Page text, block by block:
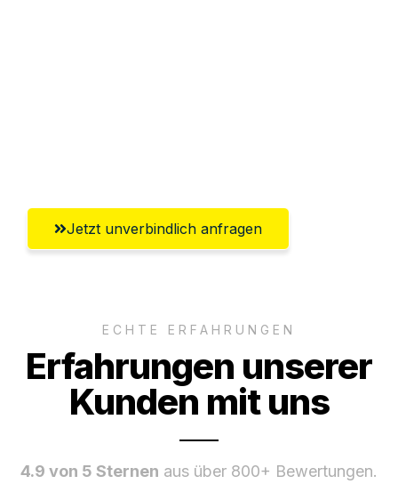
Jetzt unverbindlich anfragen
ECHTE ERFAHRUNGEN
Erfahrungen unserer
Kunden mit uns
4.9 von 5 Sternen aus über 800+ Bewertungen.